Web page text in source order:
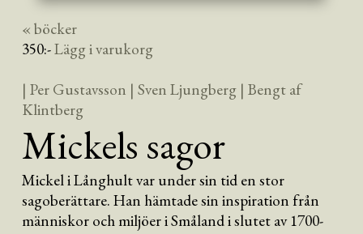
« böcker
350:-Lägg i varukorg
| Per Gustavsson | Sven Ljungberg | Bengt af
Klintberg
Mickels sagor
Mickel i Långhult var under sin tid en stor
sagoberättare. Han hämtade sin inspiration från
människor och miljöer i Småland i slutet av 1700-